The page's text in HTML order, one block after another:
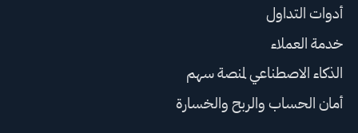
أدوات التداول
خدمة العملاء
الذكاء الاصطناعي لمنصة سهم
أمان الحساب والربح والخسارة